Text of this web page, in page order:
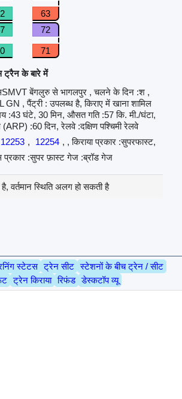
63
72
71
ट्रैन के बारे में
बेंगलुरु से भागलपुर , चलने के दिन :श ,
, पैंट्री : उपलब्ध है, किराए में खाना शामिल
:43 घंटे, 30 मिन, औसत गति :57 कि. मी./घंटा,
:60 दिन, रेलवे :दक्षिण पश्चिमी रेलवे
12253 , 12254 , , किराया प्रकार :सुपरफास्ट,
प्रकार :सुपर फ़ास्ट गेज :ब्रॉड गेज
वर्तमान स्थिति अलग हो सकती है
स्टेटस ट्रेन सीट स्टेशनों के बीच ट्रेन / सीट
ट्रेन किराया रिफंड डेस्कटॉप व्यू